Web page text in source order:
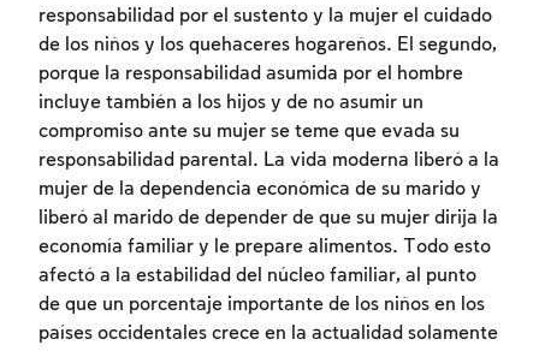
responsabilidad por el sustento y la mujer el cuidado
de los niños y los quehaceres hogareños. El segundo,
porque la responsabilidad asumida por el hombre
incluye también a los hijos y de no asumir un
compromiso ante su mujer se teme que evada su
responsabilidad parental. La vida moderna liberó a la
mujer de la dependencia económica de su marido y
liberó al marido de depender de que su mujer dirija la
economía familiar y le prepare alimentos. Todo esto
afectó a la estabilidad del núcleo familiar, al punto
de que un porcentaje importante de los niños en los
países occidentales crece en la actualidad solamente
Inscripcion requerida
Para marcar lo estudiado debe conectarse
a su cuenta o inscribirse.